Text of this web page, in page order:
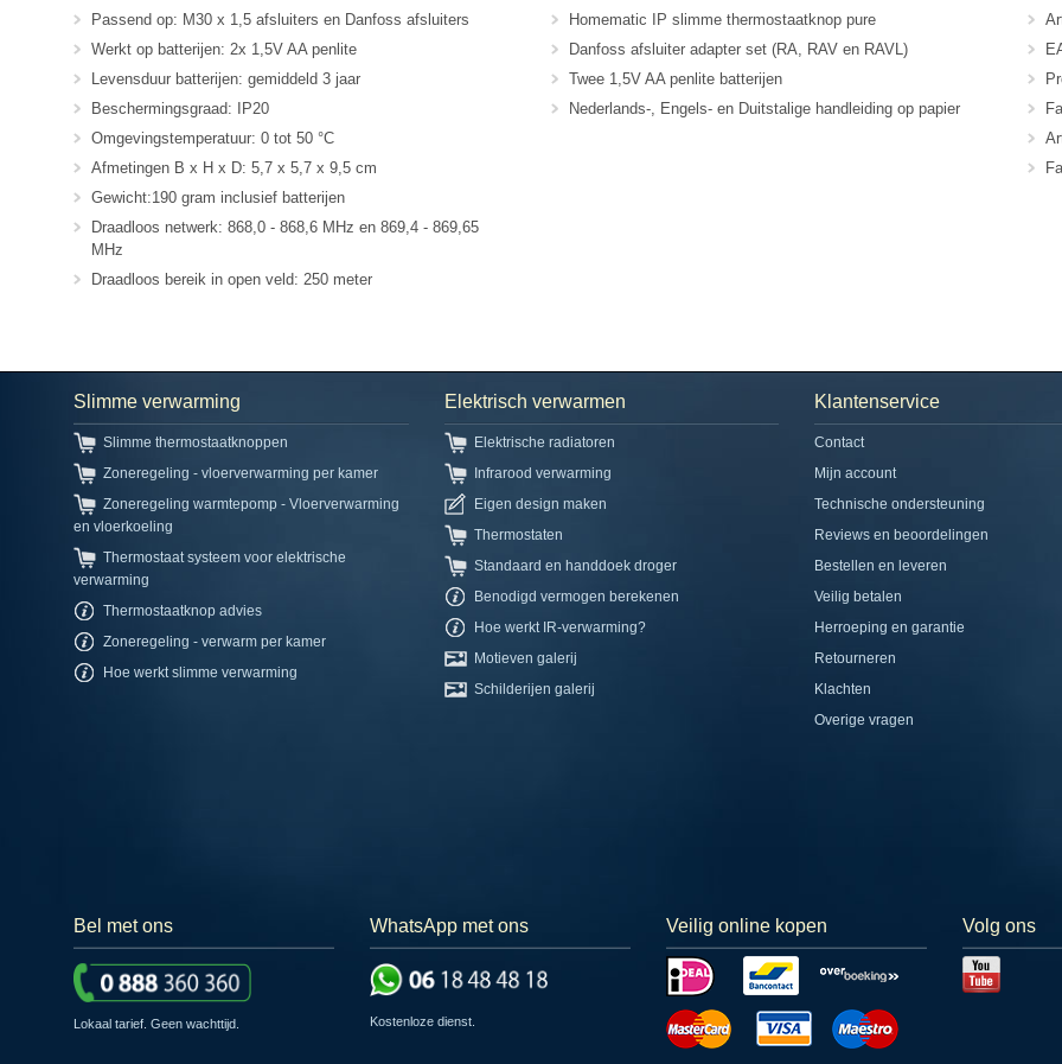
Passend op: M30 x 1,5 afsluiters en Danfoss afsluiters
Werkt op batterijen: 2x 1,5V AA penlite
Levensduur batterijen: gemiddeld 3 jaar
Beschermingsgraad: IP20
Omgevingstemperatuur: 0 tot 50 °C
Afmetingen B x H x D: 5,7 x 5,7 x 9,5 cm
Gewicht:190 gram inclusief batterijen
Draadloos netwerk: 868,0 - 868,6 MHz en 869,4 - 869,65
MHz
Draadloos bereik in open veld: 250 meter
Homematic IP slimme thermostaatknop pure
Danfoss afsluiter adapter set (RA, RAV en RAVL)
Twee 1,5V AA penlite batterijen
Nederlands-, Engels- en Duitstalige handleiding op papier
Slimme verwarming
Slimme thermostaatknoppen
Zoneregeling - vloerverwarming per kamer
Zoneregeling warmtepomp - Vloerverwarming
en vloerkoeling
Thermostaat systeem voor elektrische
verwarming
Thermostaatknop advies
Zoneregeling - verwarm per kamer
Hoe werkt slimme verwarming
Elektrisch verwarmen
Elektrische radiatoren
Infrarood verwarming
Eigen design maken
Thermostaten
Standaard en handdoek droger
Benodigd vermogen berekenen
Hoe werkt IR-verwarming?
Motieven galerij
Schilderijen galerij
Klantenservice
Contact
Mijn account
Technische ondersteuning
Reviews en beoordelingen
Bestellen en leveren
Veilig betalen
Herroeping en garantie
Retourneren
Klachten
Overige vragen
Bel met ons
Lokaal tarief. Geen wachttijd.
WhatsApp met ons
Kostenloze dienst.
Veilig online kopen Volg ons